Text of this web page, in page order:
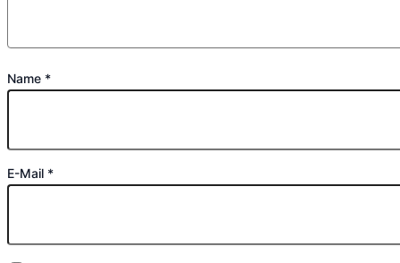
Name *
E-Mail *